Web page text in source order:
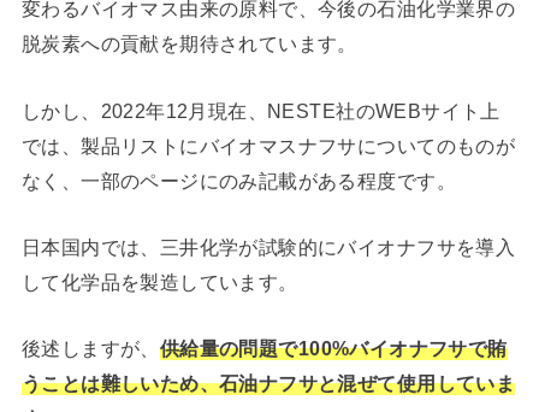
変わるバイオマス由来の原料で、今後の石油化学業界の
脱炭素への貢献を期待されています。
しかし、2022年12月現在、NESTE社のWEBサイト上
では、製品リストにバイオマスナフサについてのものが
なく、一部のページにのみ記載がある程度です。
日本国内では、三井化学が試験的にバイオナフサを導入
して化学品を製造しています。
後述しますが、 供給量の問題で100%バイオナフサで賄
うことは難しいため、石油ナフサと混ぜて使用していま